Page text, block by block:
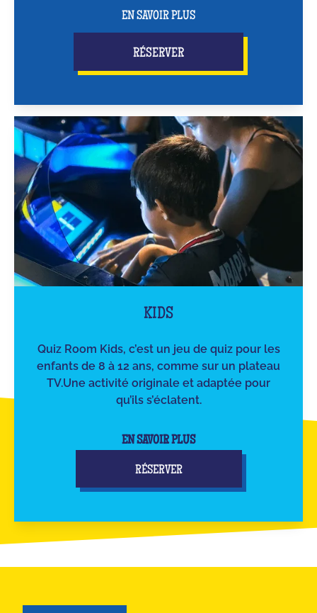
EN SAVOIR PLUS
RÉSERVER
KIDS
Quiz Room Kids, c’est un jeu de quiz pour les
enfants de 8 à 12 ans, comme sur un plateau
TV.Une activité originale et adaptée pour
qu’ils s’éclatent.
EN SAVOIR PLUS
RÉSERVER